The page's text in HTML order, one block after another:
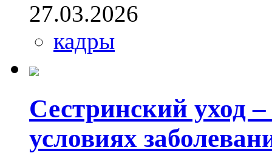
27.03.2026
кадры
Сестринский уход
условиях